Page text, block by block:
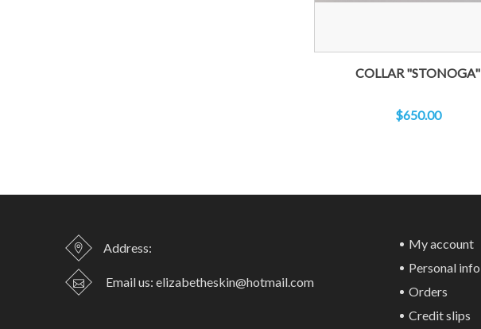
COLLAR "STONOGA"
$650.00
Address:
Email us: elizabetheskin@hotmail.com
My account
Personal info
Orders
Credit slips